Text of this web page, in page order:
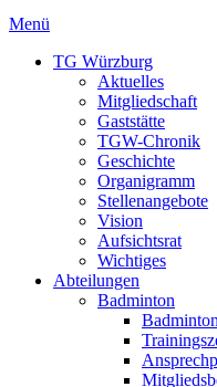
Menü
TG Würzburg
Aktuelles
Mitgliedschaft
Gaststätte
TGW-Chronik
Geschichte
Organigramm
Stellenangebote
Vision
Aufsichtsrat
Wichtiges
Abteilungen
Badminton
Badminton